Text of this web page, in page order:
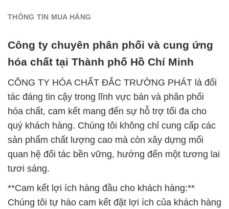
THÔNG TIN MUA HÀNG
Công ty chuyên phân phối và cung ứng
hóa chất tại Thành phố Hồ Chí Minh
CÔNG TY HÓA CHẤT ĐẮC TRƯỜNG PHÁT là đối
tác đáng tin cậy trong lĩnh vực bán và phân phối
hóa chất, cam kết mang đến sự hỗ trợ tối đa cho
quý khách hàng. Chúng tôi không chỉ cung cấp các
sản phẩm chất lượng cao mà còn xây dựng mối
quan hệ đối tác bền vững, hướng đến một tương lai
tươi sáng.
**Cam kết lợi ích hàng đầu cho khách hàng:**
Chúng tôi tự hào cam kết đặt lợi ích của khách hàng